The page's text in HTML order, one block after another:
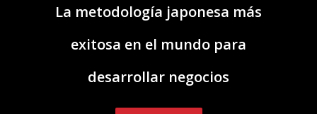
La metodología japonesa más
exitosa en el mundo para
desarrollar negocios